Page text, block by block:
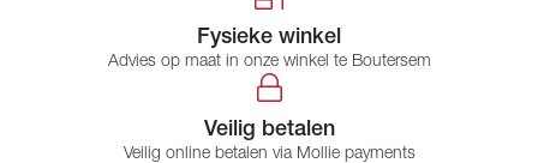
Fysieke winkel
Advies op maat in onze winkel te Boutersem
Veilig betalen
Veilig online betalen via Mollie payments